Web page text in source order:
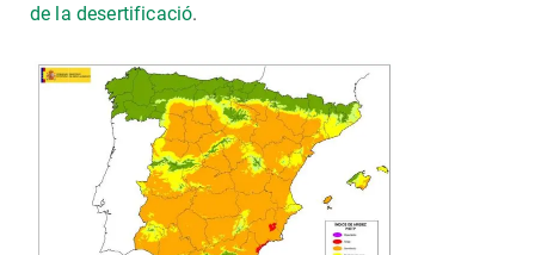
de la desertificació.